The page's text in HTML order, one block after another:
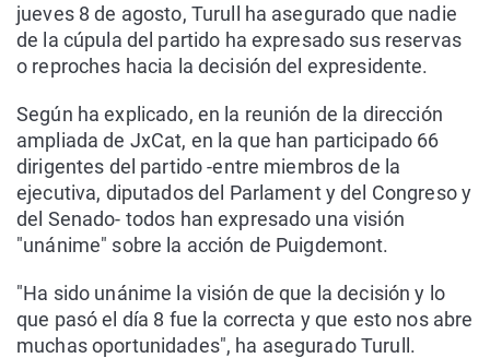
jueves 8 de agosto, Turull ha asegurado que nadie
de la cúpula del partido ha expresado sus reservas
o reproches hacia la decisión del expresidente.
Según ha explicado, en la reunión de la dirección
ampliada de JxCat, en la que han participado 66
dirigentes del partido -entre miembros de la
ejecutiva, diputados del Parlament y del Congreso y
del Senado- todos han expresado una visión
"unánime" sobre la acción de Puigdemont.
"Ha sido unánime la visión de que la decisión y lo
que pasó el día 8 fue la correcta y que esto nos abre
muchas oportunidades", ha asegurado Turull.